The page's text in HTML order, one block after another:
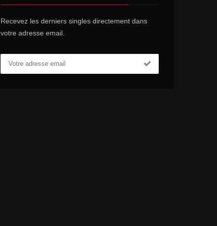
Recevez les derniers singles directement dans
votre adresse email.